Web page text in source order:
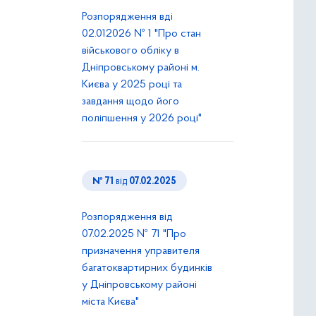
Розпорядження вді
02.012026 № 1 "Про стан
військового обліку в
Дніпровському районі м.
Києва у 2025 році та
завдання щодо його
поліпшення у 2026 році"
№ 71 від 07.02.2025
Розпорядження від
07.02.2025 № 71 "Про
призначення управителя
багатоквартирних будинків
у Дніпровському районі
міста Києва"